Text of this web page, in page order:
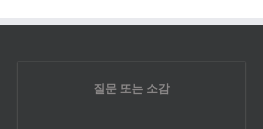
질문 또는 소감